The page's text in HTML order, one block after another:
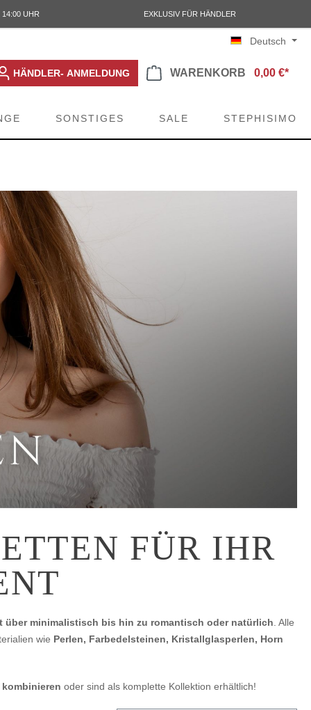
UHR EXKLUSIV FÜR HÄNDLER
Deutsch
HÄNDLER- ANMELDUNG WARENKORB 0,00 €*
SONSTIGES SALE STEPHISIMO
FÜR IHR
über minimalistisch bis hin zu romantisch oder natürlich . Alle
wie Perlen, Farbedelsteinen, Kristallglasperlen, Horn
oder sind als komplette Kollektion erhältlich!